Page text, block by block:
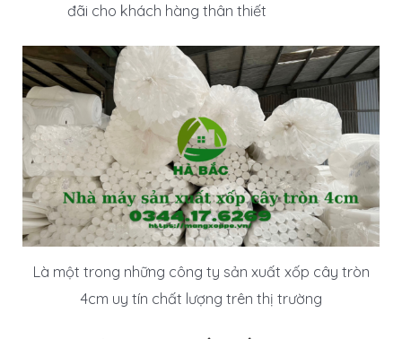
đãi cho khách hàng thân thiết
Là một trong những công ty sản xuất xốp cây tròn
4cm uy tín chất lượng trên thị trường